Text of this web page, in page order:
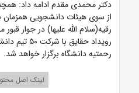
دکتر محمدی مقدم ادامه داد:
از سوی هیئات دانشجویی
رقیه(سلام الله علیها) در جوار
رویداد
رحمتیه دانشگاه برگزار خواهد شد.
لینک اصل